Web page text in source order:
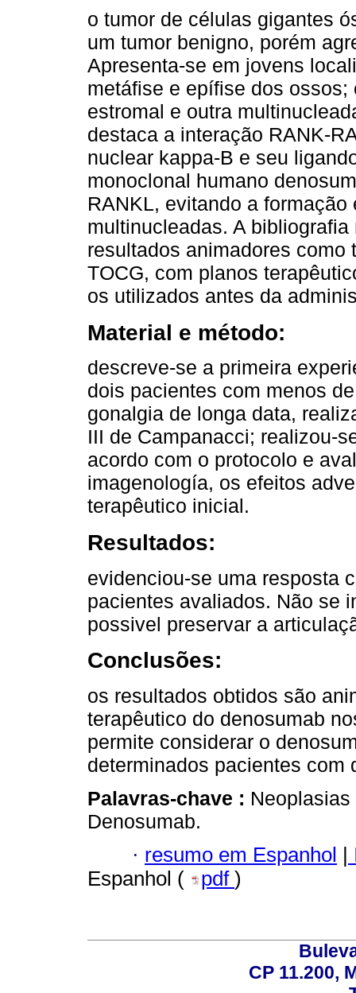
o tumor de células gigantes
um tumor benigno, porém
Apresenta-se em jovens
metáfise e epífise dos
estromal e outra
destaca a interação RANK-
nuclear kappa-B e seu
monoclonal humano
RANKL, evitando a
multinucleadas. A
resultados animadores como
TOCG, com planos
os utilizados antes da
Material e método:
descreve-se a primeira
dois pacientes com menos
gonalgia de longa data,
III de Campanacci; realizou-
acordo com o protocolo e
imagenología, os efeitos
terapêutico inicial.
Resultados:
evidenciou-se uma resposta
pacientes avaliados. Não se
possivel preservar a
Conclusões:
os resultados obtidos são
terapêutico do denosumab
permite considerar o
determinados pacientes com
Palavras-chave :
Denosumab.
· resumo em Espanhol
Espanhol (
pdf )
CP 11.200,